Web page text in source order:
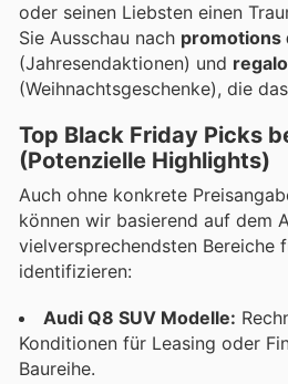
oder seinen Liebsten einen
Sie Ausschau nach promotions
(Jahresendaktionen) und
(Weihnachtsgeschenke), die
Top Black Friday Picks
(Potenzielle Highlights)
Auch ohne konkrete
können wir basierend auf dem
vielversprechendsten Bereiche
identifizieren:
Audi Q8 SUV Modelle:
Konditionen für Leasing oder
Baureihe.